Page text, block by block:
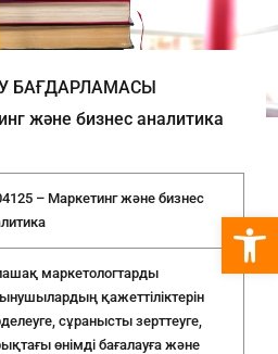
БАҒДАРЛАМАСЫ
және бизнес аналитика
– Маркетинг және бизнес
маркетологтарды
қажеттіліктерін
сұранысты зерттеуге,
өнімді бағалауға және